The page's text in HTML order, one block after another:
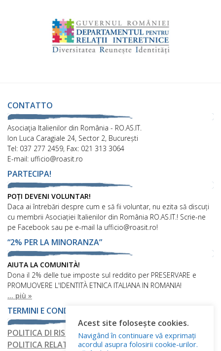
CONTATTO
Asociaţia Italienilor din România - RO.AS.IT.
Ion Luca Caragiale 24, Sector 2, București
Tel: 037 277 2459, Fax: 021 313 3064
E-mail: ufficio@roasit.ro
PARTECIPA!
POȚI DEVENI VOLUNTAR!
Daca ai întrebări despre cum e să fii voluntar, nu ezita să discuți
cu membrii Asociației Italienilor din România RO.AS.IT.! Scrie-ne
pe Facebook sau pe e-mail la ufficio@roasit.ro!
“2% PER LA MINORANZA”
AIUTA LA COMUNITÀ!
Dona il 2% delle tue imposte sul reddito per PRESERVARE e
PROMUOVERE L'IDENTITÀ ETNICA ITALIANA IN ROMANIA!
... più »
TERMINI E CONDIZIONI
POLITICA DI RISERVATEZZA
POLITICA RELATIVA AI FILE COOKIE
Acest site folosește cookies.
Navigând în continuare vă exprimați
acordul asupra folosirii cookie-urilor.